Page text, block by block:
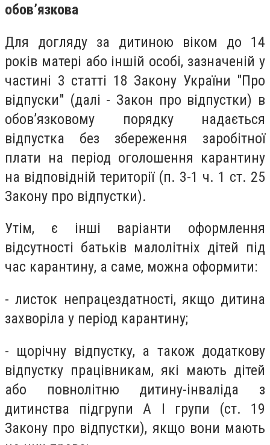
обов’язкова
Для догляду за дитиною віком до 14
років матері або іншій особі, зазначеній у
частині 3 статті 18 Закону України "Про
відпуски" (далі - Закон про відпустки) в
обов’язковому порядку надається
відпустка без збереження заробітної
плати на період оголошення карантину
на відповідній території (п. 3-1 ч. 1 ст. 25
Закону про відпустки).
Утім, є інші варіанти оформлення
відсутності батьків малолітніх дітей під
час карантину, а саме, можна оформити:
- листок непрацездатності, якщо дитина
захворіла у період карантину;
- щорічну відпустку, а також додаткову
відпустку працівникам, які мають дітей
або повнолітню дитину-інваліда з
дитинства підгрупи А I групи (ст. 19
Закону про відпустки), якщо вони мають